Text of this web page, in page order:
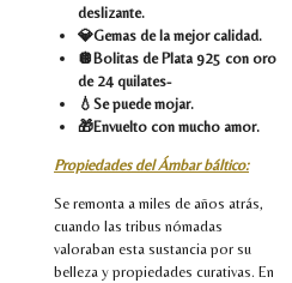
deslizante.
💎Gemas de la mejor calidad.
🪩Bolitas de Plata 925 con oro
de 24 quilates-
💧Se puede mojar.
🎁Envuelto con mucho amor.
Propiedades del Ámbar báltico:
Se remonta a miles de años atrás,
cuando las tribus nómadas
valoraban esta sustancia por su
belleza y propiedades curativas. En